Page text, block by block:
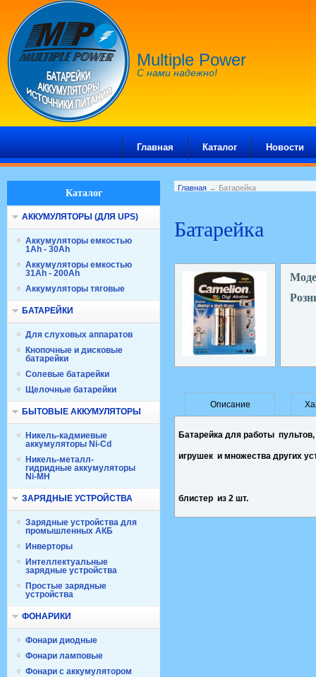
Multiple Power
С нами надежно!
Главная Каталог Новости
Каталог
АККУМУЛЯТОРЫ (ДЛЯ UPS)
Аккумуляторы емкостью
1Ah - 30Ah
Аккумуляторы емкостью
31Ah - 200Ah
Аккумуляторы тяговые
БАТАРЕЙКИ
Для слуховых аппаратов
Кнопочные и дисковые
батарейки
Солевые батарейки
Щелочные батарейки
БЫТОВЫЕ АККУМУЛЯТОРЫ
Никель-кадмиевые
аккумуляторы Ni-Cd
Никель-металл-
гидридные аккумуляторы
Ni-MH
ЗАРЯДНЫЕ УСТРОЙСТВА
Зарядные устройства для
промышленных АКБ
Инверторы
Интеллектуальные
зарядные устройства
Простые зарядные
устройства
ФОНАРИКИ
Фонари диодные
Фонари ламповые
Фонари с аккумулятором
Главная → Батарейка
Батарейка
Описание
Батарейка для работы
игрушек и множества других
блистер из 2 шт.